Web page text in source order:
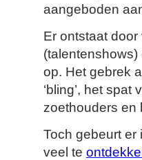
aangeboden
Er ontstaat
op. Het gebrek
‘bling’, het
zoethouders en
Toch gebeurt er
veel te